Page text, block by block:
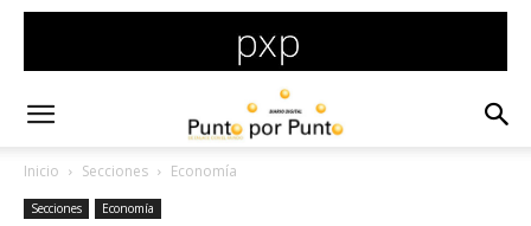
Inicio Secciones Economía
Secciones Economía